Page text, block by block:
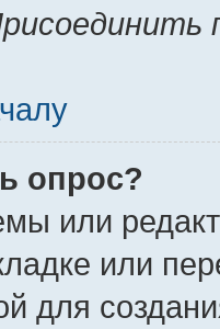
опрос?
или
или
для